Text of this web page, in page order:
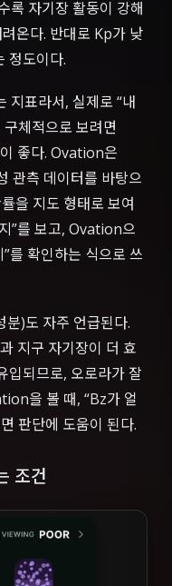
록 자기장 활동이 강해
온다. 반대로 Kp가 낮
정도이다.
지표라서, 실제로 “내
체적으로 보려면
좋다. Ovation은
관측 데이터를 바탕으
을 지도 형태로 보여
”를 보고, Ovation으
를 확인하는 식으로 쓰
분)도 자주 언급된다.
지구 자기장이 더 효
입되므로, 오로라가 잘
을 볼 때, “Bz가 얼
판단에 도움이 된다.
조건